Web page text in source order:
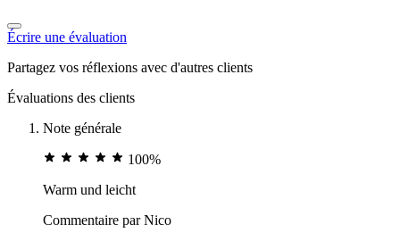
Écrire une évaluation
Partagez vos réflexions avec d'autres clients
Évaluations des clients
Note générale
100%
Warm und leicht
Commentaire parNico